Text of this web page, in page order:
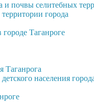
и почвы селитебных
города
Таганроге
Таганрога
населения